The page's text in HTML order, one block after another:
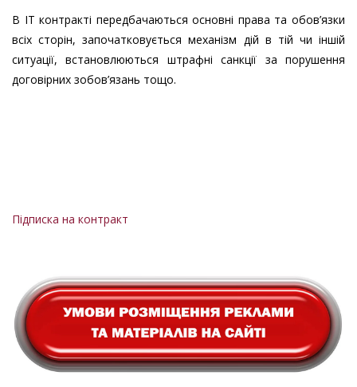
В IT контракті передбачаються основні права та обов’язки
всіх сторін, започатковується механізм дій в тій чи іншій
ситуації, встановлюються штрафні санкції за порушення
договірних зобов’язань тощо.
Підписка на контракт